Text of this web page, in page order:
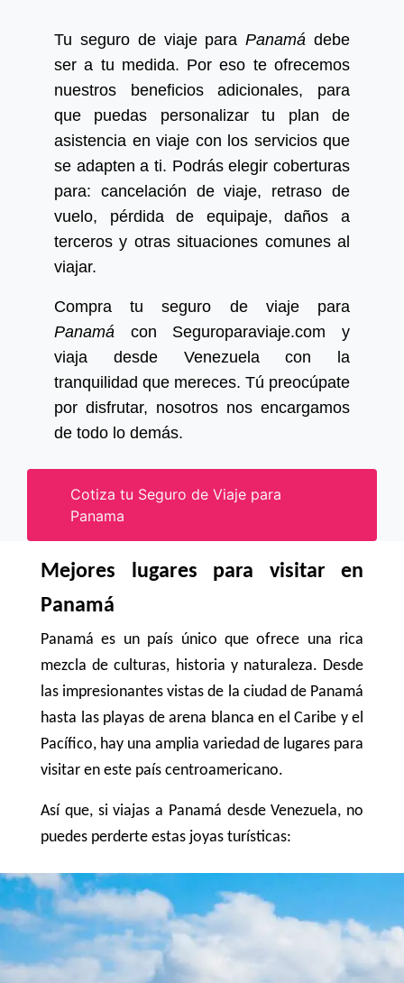
Tu seguro de viaje paraPanamá debe
ser a tu medida. Por eso te ofrecemos
nuestros beneficios adicionales, para
que puedas personalizar tu plan de
asistencia en viaje con los servicios que
se adapten a ti. Podrás elegir coberturas
para: cancelación de viaje, retraso de
vuelo, pérdida de equipaje, daños a
terceros y otras situaciones comunes al
viajar.
Compra tu seguro de viaje para
Panamá
con Seguroparaviaje.com y
viaja desde Venezuela con la
tranquilidad que mereces. Tú preocúpate
por disfrutar, nosotros nos encargamos
de todo lo demás.
Cotiza tu Seguro de Viaje para
Panama
Mejores lugares para visitar en
Panamá
Panamá es un país único que ofrece una rica
mezcla de culturas, historia y naturaleza. Desde
las impresionantes vistas de la ciudad de Panamá
hasta las playas de arena blanca en el Caribe y el
Pacífico, hay una amplia variedad de lugares para
visitar en este país centroamericano.
Así que, si viajas a Panamá desde Venezuela, no
puedes perderte estas joyas turísticas: